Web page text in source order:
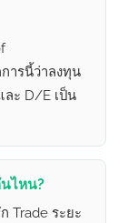
ารนี้ว่าลงทุน
ละ D/E เป็น
ไหน?
Trade ระยะ